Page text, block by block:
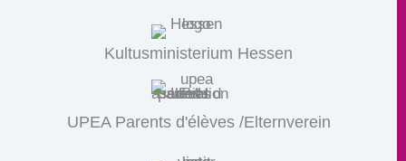
Kultusministerium Hessen
UPEA Parents d'élèves /Elternverein